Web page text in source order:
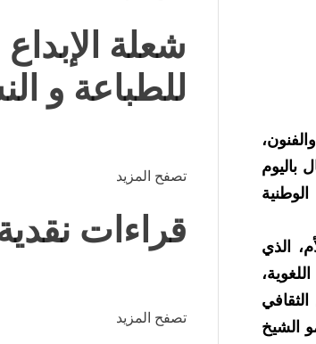
باليوم
الذي
السمو الشيخ
شعلة الإبداع
للطباعة و
تصفح المزيد
قراءات
تصفح المزيد